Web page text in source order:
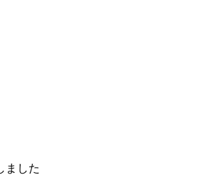
ました